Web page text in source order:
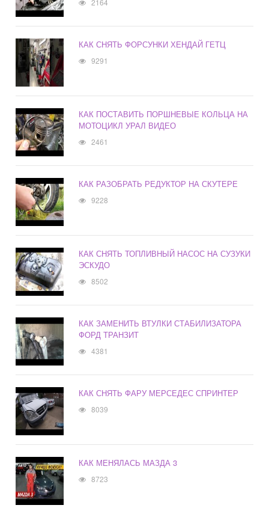
2164
КАК СНЯТЬ ФОРСУНКИ ХЕНДАЙ ГЕТЦ
9291
КАК ПОСТАВИТЬ ПОРШНЕВЫЕ КОЛЬЦА НА
МОТОЦИКЛ УРАЛ ВИДЕО
2461
КАК РАЗОБРАТЬ РЕДУКТОР НА СКУТЕРЕ
9228
КАК СНЯТЬ ТОПЛИВНЫЙ НАСОС НА СУЗУКИ
ЭСКУДО
8502
КАК ЗАМЕНИТЬ ВТУЛКИ СТАБИЛИЗАТОРА
ФОРД ТРАНЗИТ
4381
КАК СНЯТЬ ФАРУ МЕРСЕДЕС СПРИНТЕР
8039
КАК МЕНЯЛАСЬ МАЗДА 3
8723